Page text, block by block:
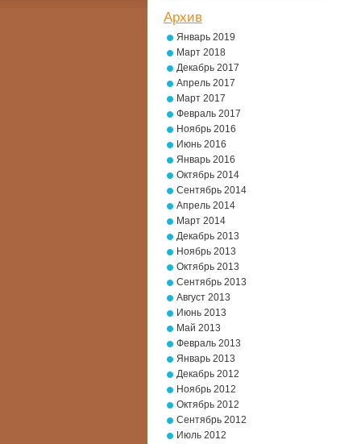
Архив
Январь 2019
Март 2018
Декабрь 2017
Апрель 2017
Март 2017
Февраль 2017
Ноябрь 2016
Июнь 2016
Январь 2016
Октябрь 2014
Сентябрь 2014
Апрель 2014
Март 2014
Декабрь 2013
Ноябрь 2013
Октябрь 2013
Сентябрь 2013
Август 2013
Июнь 2013
Май 2013
Февраль 2013
Январь 2013
Декабрь 2012
Ноябрь 2012
Октябрь 2012
Сентябрь 2012
Июль 2012